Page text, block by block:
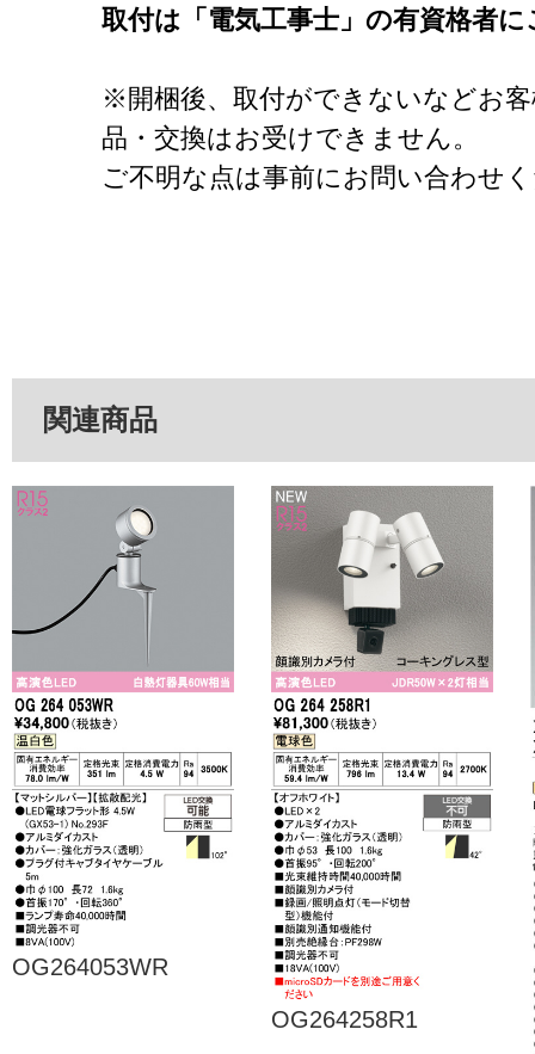
取付は「電気工事士」の有資格者
※開梱後、取付ができないなどお
品・交換はお受けできません。
ご不明な点は事前にお問い合わせ
関連商品
OG264053WR
OG264258R1